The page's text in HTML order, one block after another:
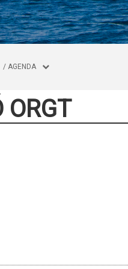
/ AGENDA
ORGT